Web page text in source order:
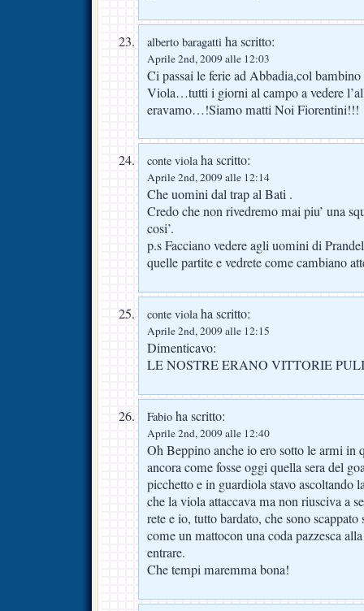
alberto baragatti ha scritto:
Aprile 2nd, 2009 alle 12:03
Ci passai le ferie ad Abbadia,col
Viola…tutti i giorni al campo a vedere
eravamo…!Siamo matti Noi Fiorentini!!!
conte violaha scritto:
Aprile 2nd, 2009 alle 12:14
Che uomini dal trap al Bati .
Credo che non rivedremo mai piu’ una
cosi’.
p.s Facciano vedere agli uomini di
quelle partite e vedrete come cambiano
conte violaha scritto:
Aprile 2nd, 2009 alle 12:15
Dimenticavo:
LE NOSTRE ERANO VITTORIE
Fabio ha scritto:
Aprile 2nd, 2009 alle 12:40
Oh Beppino anche io ero sotto le armi in
ancora come fosse oggi quella sera del
picchetto e in guardiola stavo ascoltando
che la viola attaccava ma non riusciva a
rete e io, tutto bardato, che sono scappato
come un mattocon una coda pazzesca
entrare.
Che tempi maremma bona!